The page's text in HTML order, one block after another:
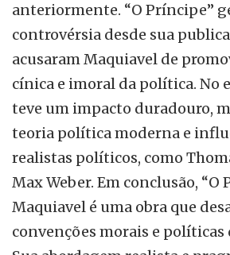
anteriormente. “O Príncipe”
controvérsia desde sua
acusaram Maquiavel de
cínica e imoral da política. No
teve um impacto duradouro,
teoria política moderna e
realistas políticos, como
Max Weber. Em conclusão, “O
Maquiavel é uma obra que
convenções morais e políticas